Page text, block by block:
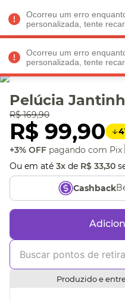
Ocorreu um erro
personalizada, tente
Ocorreu um erro
personalizada, tente
Faltam
Veja produtos
Pelúcia
R$ 169,90
R$ 99,90
+3% OFF pagando com Pix
Ou em até 3x de R$ 33,30
Cashback
Produzido e